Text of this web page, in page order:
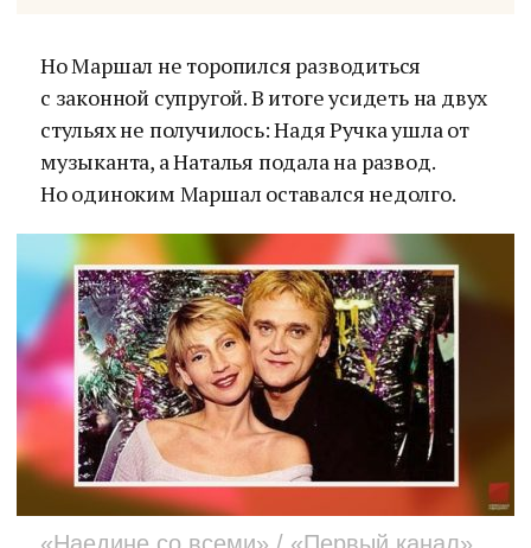
Но Маршал не торопился разводиться
с законной супругой. В итоге усидеть на двух
стульях не получилось: Надя Ручка ушла от
музыканта, а Наталья подала на развод.
Но одиноким Маршал оставался недолго.